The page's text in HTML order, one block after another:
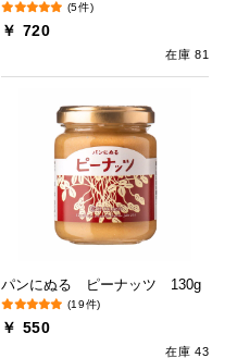
(5件)
￥ 720
在庫 81
パンにぬる ピーナッツ 130g
(19件)
￥ 550
在庫 43